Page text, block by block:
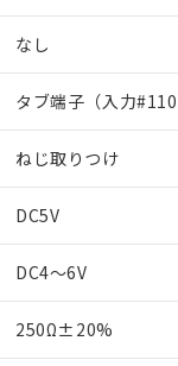
なし
タブ端子（入力#110
ねじ取りつけ
DC5V
DC4～6V
250Ω±20%